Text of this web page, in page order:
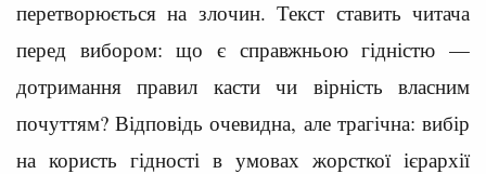
перетворюється на злочин. Текст ставить читача
перед вибором: що є справжньою гідністю —
дотримання правил касти чи вірність власним
почуттям? Відповідь очевидна, але трагічна: вибір
на користь гідності в умовах жорсткої ієрархії